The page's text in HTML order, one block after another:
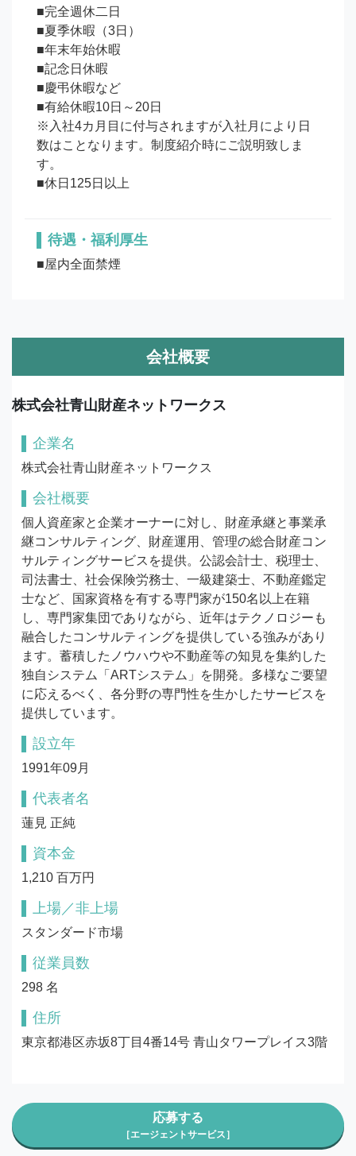
■完全週休二日
■夏季休暇（3日）
■年末年始休暇
■記念日休暇
■慶弔休暇など
■有給休暇10日～20日
※入社4カ月目に付与されますが入社月により日
数はことなります。制度紹介時にご説明致しま
す。
待遇・福利厚生
■屋内全面禁煙
会社概要
株式会社青山財産ネットワークス
企業名
株式会社青山財産ネットワークス
会社概要
個人資産家と企業オーナーに対し、財産承継と事業承
継コンサルティング、財産運用、管理の総合財産コン
サルティングサービスを提供。公認会計士、税理士、
司法書士、社会保険労務士、一級建築士、不動産鑑定
士など、国家資格を有する専門家が150名以上在籍
し、専門家集団でありながら、近年はテクノロジーも
融合したコンサルティングを提供している強みがあり
ます。蓄積したノウハウや不動産等の知見を集約した
独自システム「ARTシステム」を開発。多様なご要望
に応えるべく、各分野の専門性を生かしたサービスを
提供しています。
設立年
1991年09月
代表者名
蓮見 正純
資本金
1,210 百万円
上場／非上場
スタンダード市場
従業員数
298 名
住所
東京都港区赤坂8丁目4番14号 青山タワープレイス3階
応募する
［エージェントサービス］